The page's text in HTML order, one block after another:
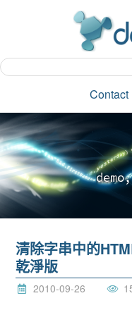
Contact
demo,
清除字串中的
乾淨版
2010-09-26